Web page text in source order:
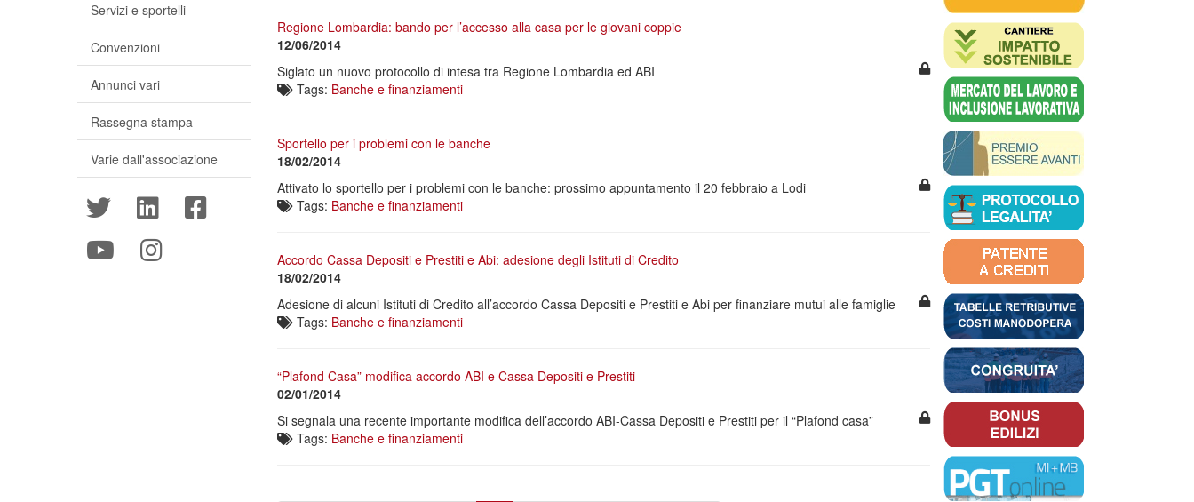
Regione Lombardia: bando per l’accesso alla casa per le giovani coppie
12/06/2014
Siglato un nuovo protocollo di intesa tra Regione Lombardia ed ABI
Tags: Banche e finanziamenti
Sportello per i problemi con le banche
18/02/2014
Attivato lo sportello per i problemi con le banche: prossimo appuntamento il 20 febbraio a Lodi
Tags: Banche e finanziamenti
Accordo Cassa Depositi e Prestiti e Abi: adesione degli Istituti di Credito
18/02/2014
Adesione di alcuni Istituti di Credito all’accordo Cassa Depositi e Prestiti e Abi per finanziare mutui alle famiglie
Tags: Banche e finanziamenti
“Plafond Casa” modifica accordo ABI e Cassa Depositi e Prestiti
02/01/2014
Si segnala una recente importante modifica dell’accordo ABI-Cassa Depositi e Prestiti per il “Plafond casa”
Tags: Banche e finanziamenti
Servizi e sportelli
Convenzioni
Annunci vari
Rassegna stampa
Varie dall'associazione